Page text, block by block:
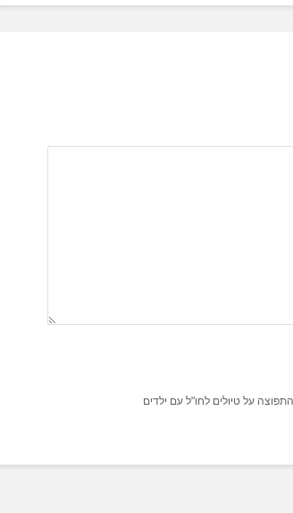
על טיולים לחו"ל עם ילדים